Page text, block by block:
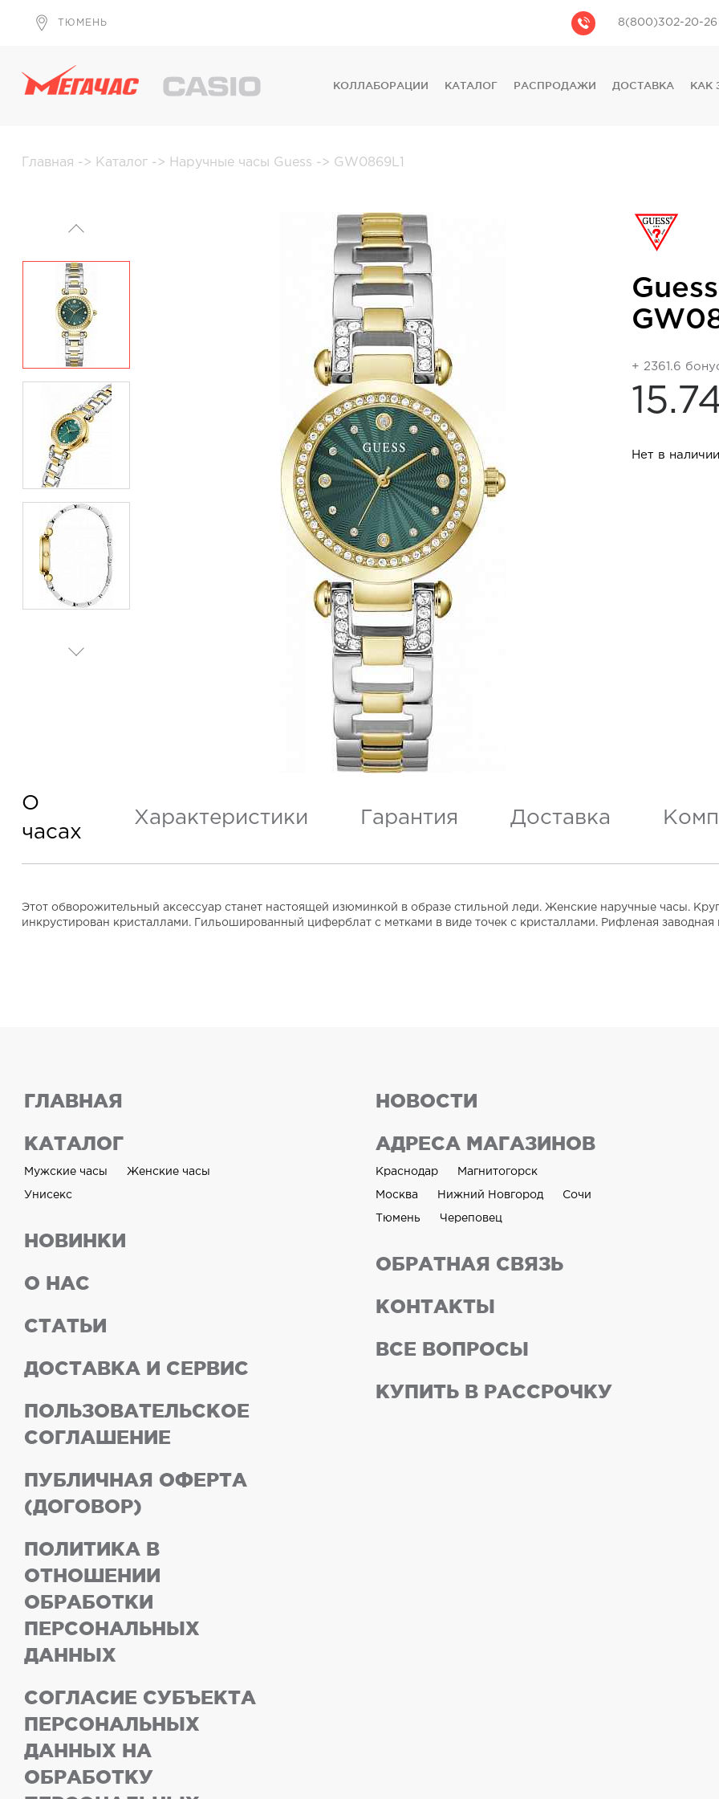
ТЮМЕНЬ 8(800)302-20-26
КОЛЛАБОРАЦИИ
КАТАЛОГ
РАСПРОДАЖИ ДОСТАВКА КАК
Главная -> Каталог -> Наручные часы Guess -> GW0869L1
Guess
+ 2361.6
Нет в наличии
О
часах
Характеристики Гарантия Доставка
Этот обворожительный аксессуар станет настоящей изюминкой в образе стильной леди. Женские наручные часы.
инкрустирован кристаллами. Гильошированный циферблат с метками в виде точек с кристаллами. Рифленая заводная
ГЛАВНАЯ
КАТАЛОГ
Мужские часы Женские часы
Унисекс
НОВИНКИ
О НАС
СТАТЬИ
ДОСТАВКА И СЕРВИС
ПОЛЬЗОВАТЕЛЬСКОЕ
СОГЛАШЕНИЕ
ПУБЛИЧНАЯ ОФЕРТА
(ДОГОВОР)
ПОЛИТИКА В
ОТНОШЕНИИ
ОБРАБОТКИ
ПЕРСОНАЛЬНЫХ
ДАННЫХ
СОГЛАСИЕ СУБЪЕКТА
ПЕРСОНАЛЬНЫХ
ДАННЫХ НА
ОБРАБОТКУ
НОВОСТИ
АДРЕСА МАГАЗИНОВ
Краснодар Магнитогорск
Москва Нижний Новгород Сочи
Тюмень Череповец
ОБРАТНАЯ СВЯЗЬ
КОНТАКТЫ
ВСЕ ВОПРОСЫ
КУПИТЬ В РАССРОЧКУ